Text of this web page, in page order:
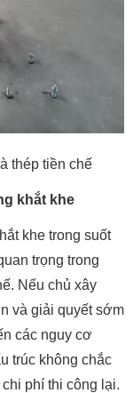
thép tiền chế
khắt khe
khe trong suốt
trọng trong
Nếu chủ xây
và giải quyết sớm
các nguy cơ
trúc không chắc
phí thi công lại.